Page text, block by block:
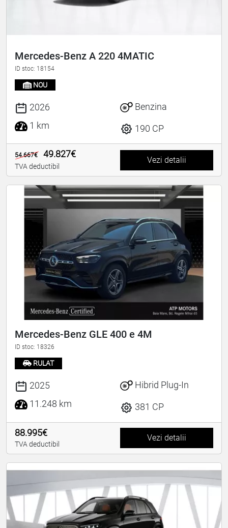
Mercedes-Benz A 220 4MATIC
ID stoc: 18154
NOU
2026
1 km
Benzina
190 CP
54.667€ 49.827€
TVA deductibil
Vezi detalii
Mercedes-Benz GLE 400 e 4M
ID stoc: 18326
RULAT
2025
11.248 km
Hibrid Plug-In
381 CP
88.995€
TVA deductibil
Vezi detalii